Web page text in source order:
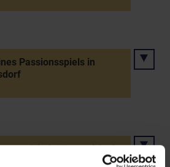
Passionsspiels in
Niederösterreichs in